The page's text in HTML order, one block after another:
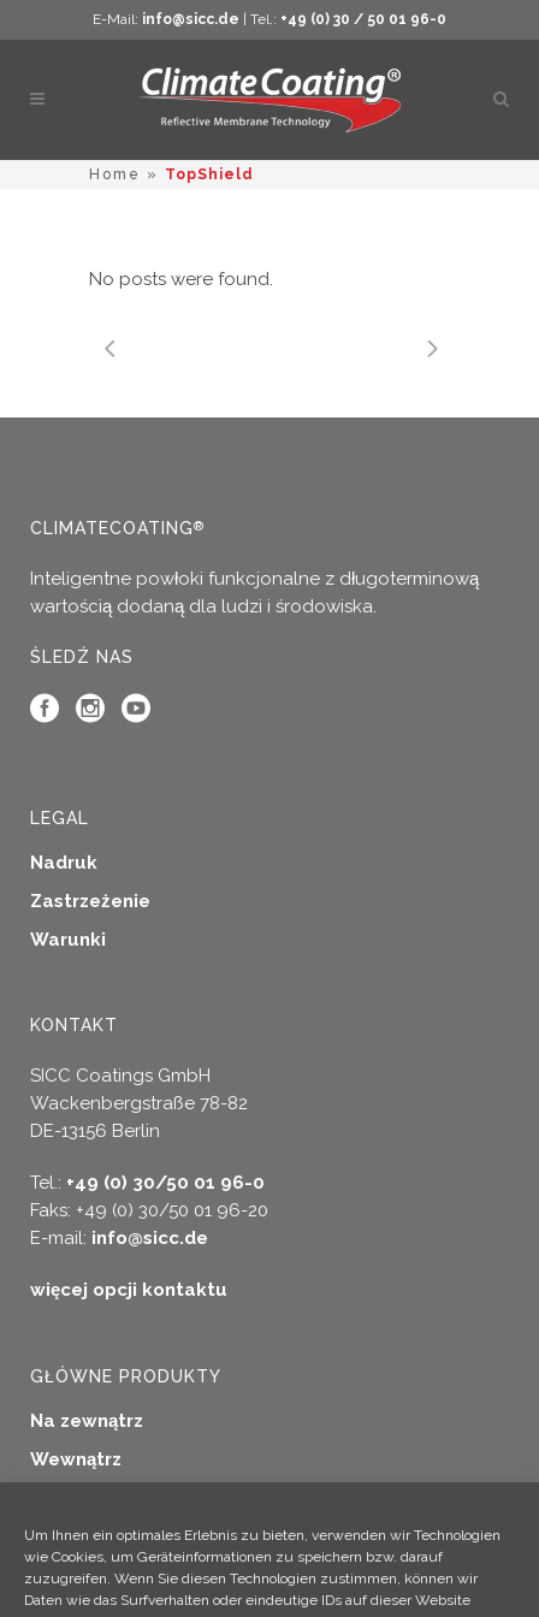
Um Ihnen ein optimales Erlebnis zu bieten, verwenden wir Technologien
wie Cookies, um Geräteinformationen zu speichern bzw. darauf
zuzugreifen. Wenn Sie diesen Technologien zustimmen, können wir
Daten wie das Surfverhalten oder eindeutige IDs auf dieser Website
E-Mail: info@sicc.de | Tel.: +49 (0) 30 / 50 01 96-0
Home » TopShield
No posts were found.
CLIMATECOATING®
Inteligentne powłoki funkcjonalne z długoterminową
wartością dodaną dla ludzi i środowiska.
ŚLEDŹ NAS
LEGAL
Nadruk
Zastrzeżenie
Warunki
KONTAKT
SICC Coatings GmbH
Wackenbergstraße 78-82
DE-13156 Berlin
Tel.: +49 (0) 30/50 01 96-0
Faks: +49 (0) 30/50 01 96-20
E-mail: info@sicc.de
więcej opcji kontaktu
GŁÓWNE PRODUKTY
Na zewnątrz
Wewnątrz
Konserwacja drewna
Zastosowania przemysłowe